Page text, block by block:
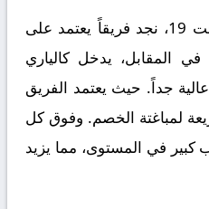
، نجد فريقاً يعتمد على
في المقابل، يدخل كالياري
عالية جداً. حيث يعتمد الفريق
لمباغتة الخصم. وفوق كل
كبير في المستوى، مما يزيد